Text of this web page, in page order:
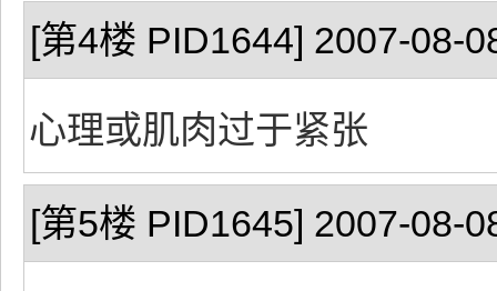
[第4楼 PID1644] 2007-08-
心理或肌肉过于紧张
[第5楼 PID1645] 2007-08-